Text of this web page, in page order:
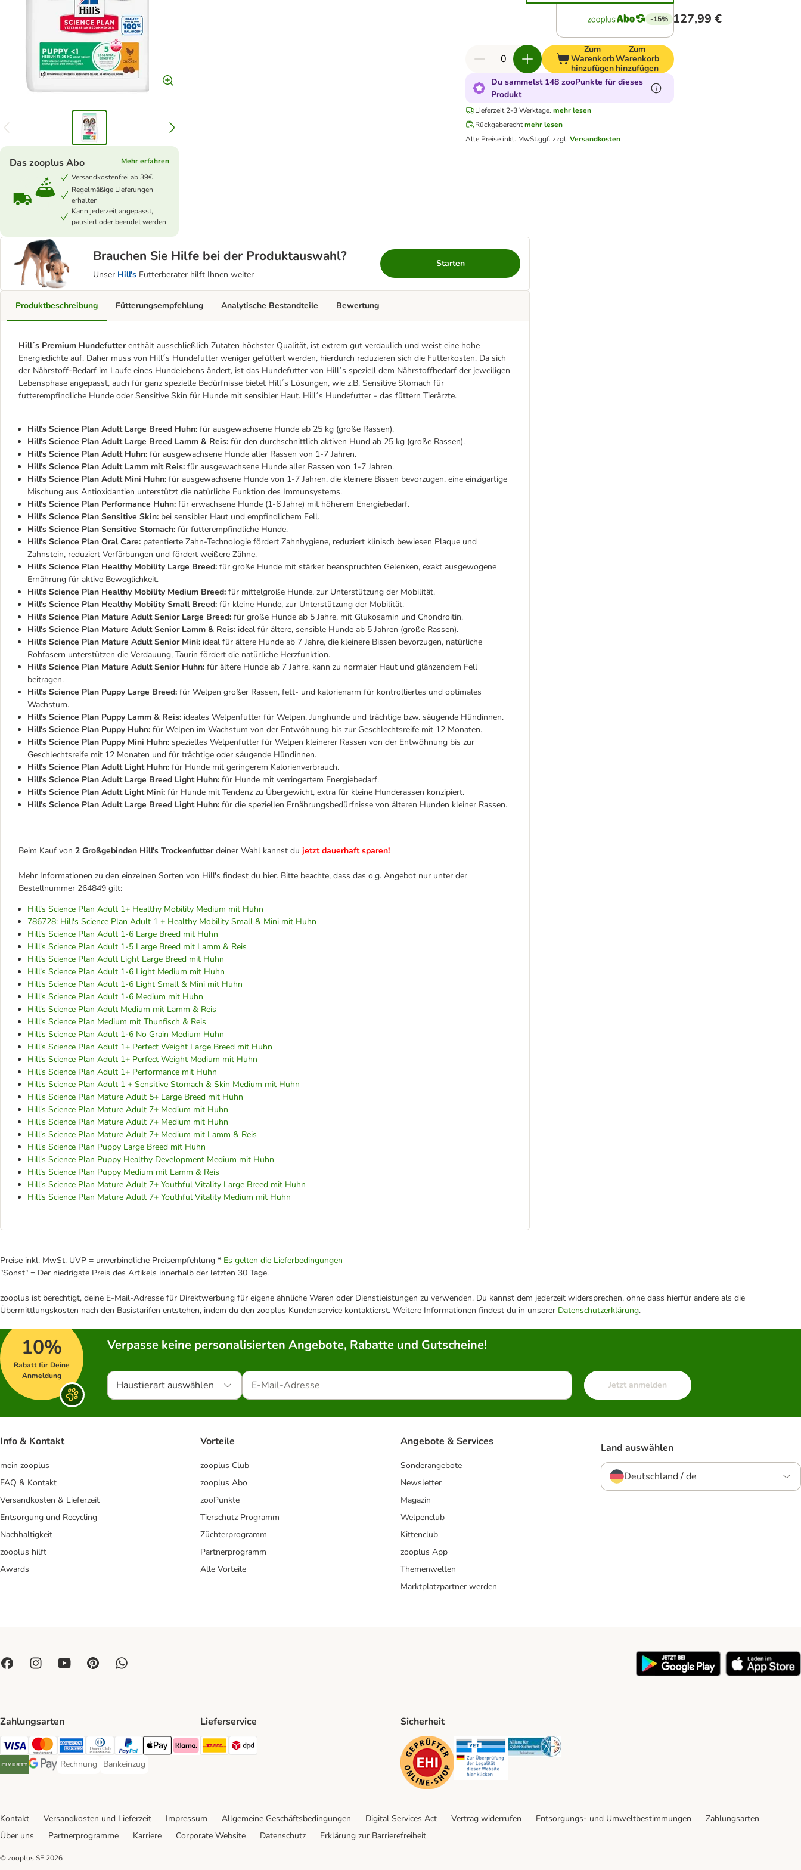
Das zooplus Abo
Mehr erfahren
Versandkostenfrei ab 39€
Regelmäßige Lieferungen
erhalten
Kann jederzeit angepasst,
pausiert oder beendet werden
-15% 127,99 €
Zum
Warenkorb
hinzufügen
Zum
Warenkorb
hinzufügen
Du sammelst 148 zooPunkte für dieses
Produkt
Lieferzeit 2-3 Werktage. mehr lesen
Rückgaberecht mehr lesen
Alle Preise inkl. MwSt.ggf. zzgl. Versandkosten
Brauchen Sie Hilfe bei der Produktauswahl?
Unser Hill's Futterberater hilft Ihnen weiter
Starten
Produktbeschreibung
Hill´s Premium Hundefutterenthält ausschließlich Zutaten höchster Qualität, ist extrem gut verdaulich und weist eine hohe
Energiedichte auf. Daher muss von Hill´s Hundefutter weniger gefüttert werden, hierdurch reduzieren sich die Futterkosten. Da sich
der Nährstoff-Bedarf im Laufe eines Hundelebens ändert, ist das Hundefutter von Hill´s speziell dem Nährstoffbedarf der jeweiligen
Lebensphase angepasst, auch für ganz spezielle Bedürfnisse bietet Hill´s Lösungen, wie z.B. Sensitive Stomach für
futterempfindliche Hunde oder Sensitive Skin für Hunde mit sensibler Haut. Hill´s Hundefutter - das füttern Tierärzte.
Hill's Science Plan Adult Large Breed Huhn: für ausgewachsene Hunde ab 25 kg (große Rassen).
Hill's Science Plan Adult Large Breed Lamm & Reis: für den durchschnittlich aktiven Hund ab 25 kg (große Rassen).
Hill's Science Plan Adult Huhn: für ausgewachsene Hunde aller Rassen von 1-7 Jahren.
Hill's Science Plan Adult Lamm mit Reis: für ausgewachsene Hunde aller Rassen von 1-7 Jahren.
Hill's Science Plan Adult Mini Huhn: für ausgewachsene Hunde von 1-7 Jahren, die kleinere Bissen bevorzugen, eine einzigartige
Mischung aus Antioxidantien unterstützt die natürliche Funktion des Immunsystems.
Hill's Science Plan Performance Huhn: für erwachsene Hunde (1-6 Jahre) mit höherem Energiebedarf.
Hill's Science Plan Sensitive Skin: bei sensibler Haut und empfindlichem Fell.
Hill's Science Plan Sensitive Stomach: für futterempfindliche Hunde.
Hill's Science Plan Oral Care: patentierte Zahn-Technologie fördert Zahnhygiene, reduziert klinisch bewiesen Plaque und
Zahnstein, reduziert Verfärbungen und fördert weißere Zähne.
Hill's Science Plan Healthy Mobility Large Breed: für große Hunde mit stärker beanspruchten Gelenken, exakt ausgewogene
Ernährung für aktive Beweglichkeit.
Hill's Science Plan Healthy Mobility Medium Breed: für mittelgroße Hunde, zur Unterstützung der Mobilität.
Hill's Science Plan Healthy Mobility Small Breed: für kleine Hunde, zur Unterstützung der Mobilität.
Hill's Science Plan Mature Adult Senior Large Breed: für große Hunde ab 5 Jahre, mit Glukosamin und Chondroitin.
Hill's Science Plan Mature Adult Senior Lamm & Reis: ideal für ältere, sensible Hunde ab 5 Jahren (große Rassen).
Hill's Science Plan Mature Adult Senior Mini: ideal für ältere Hunde ab 7 Jahre, die kleinere Bissen bevorzugen, natürliche
Rohfasern unterstützen die Verdauung, Taurin fördert die natürliche Herzfunktion.
Hill's Science Plan Mature Adult Senior Huhn: für ältere Hunde ab 7 Jahre, kann zu normaler Haut und glänzendem Fell
beitragen.
Hill's Science Plan Puppy Large Breed: für Welpen großer Rassen, fett- und kalorienarm für kontrolliertes und optimales
Wachstum.
Hill's Science Plan Puppy Lamm & Reis: ideales Welpenfutter für Welpen, Junghunde und trächtige bzw. säugende Hündinnen.
Hill's Science Plan Puppy Huhn: für Welpen im Wachstum von der Entwöhnung bis zur Geschlechtsreife mit 12 Monaten.
Hill's Science Plan Puppy Mini Huhn: spezielles Welpenfutter für Welpen kleinerer Rassen von der Entwöhnung bis zur
Geschlechtsreife mit 12 Monaten und für trächtige oder säugende Hündinnen.
Hill's Science Plan Adult Light Huhn: für Hunde mit geringerem Kalorienverbrauch.
Hill's Science Plan Adult Large Breed Light Huhn: für Hunde mit verringertem Energiebedarf.
Hill's Science Plan Adult Light Mini: für Hunde mit Tendenz zu Übergewicht, extra für kleine Hunderassen konzipiert.
Hill's Science Plan Adult Large Breed Light Huhn: für die speziellen Ernährungsbedürfnisse von älteren Hunden kleiner Rassen.
Beim Kauf von 2 Großgebinden Hill's Trockenfutterdeiner Wahl kannst du jetzt dauerhaft sparen!
Mehr Informationen zu den einzelnen Sorten von Hill's findest du hier. Bitte beachte, dass das o.g. Angebot nur unter der
Bestellnummer 264849 gilt:
Hill's Science Plan Adult 1+ Healthy Mobility Medium mit Huhn
786728: Hill's Science Plan Adult 1 + Healthy Mobility Small & Mini mit Huhn
Hill's Science Plan Adult 1-6 Large Breed mit Huhn
Hill's Science Plan Adult 1-5 Large Breed mit Lamm & Reis
Hill's Science Plan Adult Light Large Breed mit Huhn
Hill's Science Plan Adult 1-6 Light Medium mit Huhn
Hill's Science Plan Adult 1-6 Light Small & Mini mit Huhn
Hill's Science Plan Adult 1-6 Medium mit Huhn
Hill's Science Plan Adult Medium mit Lamm & Reis
Hill's Science Plan Medium mit Thunfisch & Reis
Hill's Science Plan Adult 1-6 No Grain Medium Huhn
Hill's Science Plan Adult 1+ Perfect Weight Large Breed mit Huhn
Hill's Science Plan Adult 1+ Perfect Weight Medium mit Huhn
Hill's Science Plan Adult 1+ Performance mit Huhn
Hill's Science Plan Adult 1 + Sensitive Stomach & Skin Medium mit Huhn
Hill's Science Plan Mature Adult 5+ Large Breed mit Huhn
Hill's Science Plan Mature Adult 7+ Medium mit Huhn
Hill's Science Plan Mature Adult 7+ Medium mit Huhn
Hill's Science Plan Mature Adult 7+ Medium mit Lamm & Reis
Hill's Science Plan Puppy Large Breed mit Huhn
Hill's Science Plan Puppy Healthy Development Medium mit Huhn
Hill's Science Plan Puppy Medium mit Lamm & Reis
Hill's Science Plan Mature Adult 7+ Youthful Vitality Large Breed mit Huhn
Hill's Science Plan Mature Adult 7+ Youthful Vitality Medium mit Huhn
Fütterungsempfehlung Analytische Bestandteile Bewertung
Preise inkl. MwSt. UVP = unverbindliche Preisempfehlung * Es gelten die Lieferbedingungen
"Sonst" = Der niedrigste Preis des Artikels innerhalb der letzten 30 Tage.
zooplus ist berechtigt, deine E-Mail-Adresse für Direktwerbung für eigene ähnliche Waren oder Dienstleistungen zu verwenden. Du kannst dem jederzeit widersprechen, ohne dass hierfür andere als die
Übermittlungskosten nach den Basistarifen entstehen, indem du den zooplus Kundenservice kontaktierst. Weitere Informationen findest du in unserer Datenschutzerklärung.
10%
Rabatt für Deine
Anmeldung
Verpasse keine personalisierten Angebote, Rabatte und Gutscheine!
Haustierart auswählen Jetzt anmelden
Info & Kontakt
mein zooplus
FAQ & Kontakt
Versandkosten & Lieferzeit
Entsorgung und Recycling
Nachhaltigkeit
zooplus hilft
Awards
Vorteile
zooplus Club
zooplus Abo
zooPunkte
Tierschutz Programm
Züchterprogramm
Partnerprogramm
Alle Vorteile
Angebote & Services
Sonderangebote
Newsletter
Magazin
Welpenclub
Kittenclub
zooplus App
Themenwelten
Marktplatzpartner werden
Land auswählen
Deutschland / de
Zahlungsarten
Visa Payment Method
Mastercard Payment Method
American Express Payment Method
Diners Club Payment Method
PayPal Payment Method
Apple Pay Payment Method
Klarna Payment Method
Riverty Payment Method
Google Pay Payment Method
Rechnung
Rechnung Payment Method
Bankeinzug
Bankeinzug Payment Method
Lieferservice
DHL Shipping Method
Sicherheit
Security Security Security
Kontakt Versandkosten und Lieferzeit Impressum Allgemeine Geschäftsbedingungen Digital Services Act Vertrag widerrufen Entsorgungs- und Umweltbestimmungen
Zahlungsarten
Über uns
Partnerprogramme Karriere Corporate Website Datenschutz Erklärung zur Barrierefreiheit
© zooplus SE 2026